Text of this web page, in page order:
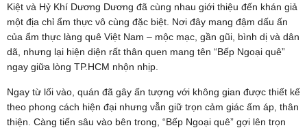
Kiệt và Hỷ Khí Dương Dương đã cùng nhau giới thiệu đến khán giả
một địa chỉ ẩm thực vô cùng đặc biệt. Nơi đây mang đậm dấu ấn
của ẩm thực làng quê Việt Nam – mộc mạc, gần gũi, bình dị và dân
dã, nhưng lại hiện diện rất thân quen mang tên “Bếp Ngoại quê”
ngay giữa lòng TP.HCM nhộn nhịp.
Ngay từ lối vào, quán đã gây ấn tượng với không gian được thiết kế
theo phong cách hiện đại nhưng vẫn giữ trọn cảm giác ấm áp, thân
thiện. Càng tiến sâu vào bên trong, “Bếp Ngoại quê” gợi lên trọn